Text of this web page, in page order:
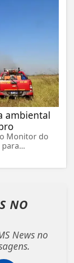
ambiental
Monitor do
NO
News no